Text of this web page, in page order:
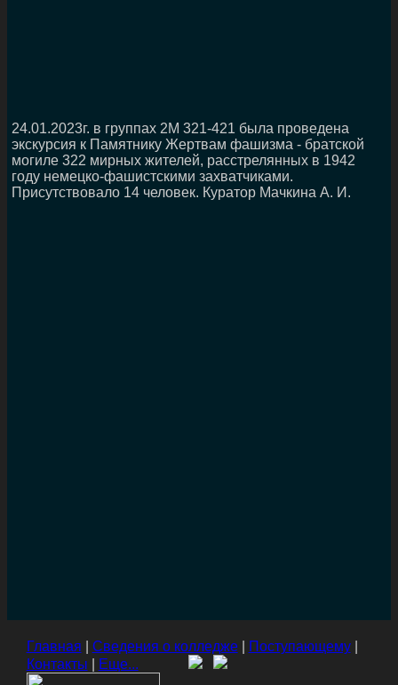
24.01.2023г. в группах 2М 321-421 была проведена
экскурсия к Памятнику Жертвам фашизма - братской
могиле 322 мирных жителей, расстрелянных в 1942
году немецко-фашистскими захватчиками.
Присутствовало 14 человек. Куратор Мачкина А. И.
Главная Сведения о колледже| Поступающему|
Контакты
Еще...